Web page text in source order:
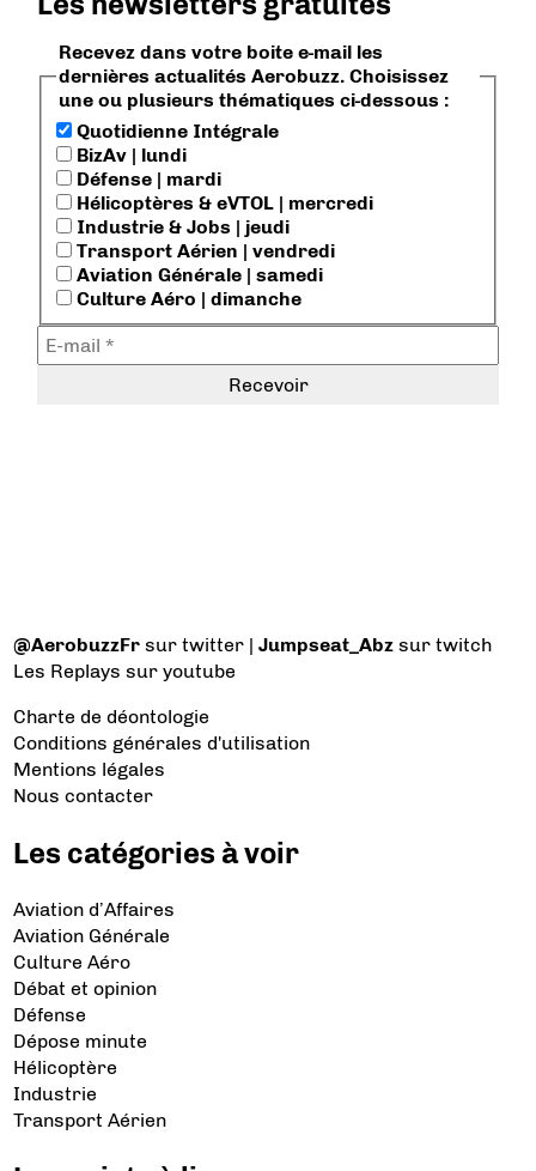
Recevez dans votre boite e-mail les
dernières actualités Aerobuzz. Choisissez
une ou plusieurs thématiques ci-dessous :
Quotidienne Intégrale
BizAv | lundi
Défense | mardi
Hélicoptères & eVTOL | mercredi
Industrie & Jobs | jeudi
Transport Aérien | vendredi
Aviation Générale | samedi
Culture Aéro | dimanche
@AerobuzzFr sur twitter |Jumpseat_Abz sur twitch
Les Replays sur youtube
Charte de déontologie
Conditions générales d'utilisation
Mentions légales
Nous contacter
Les catégories à voir
Aviation d’Affaires
Aviation Générale
Culture Aéro
Débat et opinion
Défense
Dépose minute
Hélicoptère
Industrie
Transport Aérien